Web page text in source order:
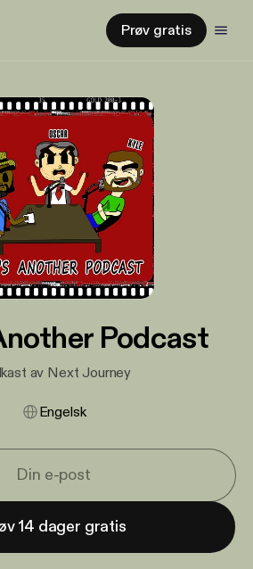
Prøv gratis
Podcast
av Next Journey
Engelsk
14 dager gratis